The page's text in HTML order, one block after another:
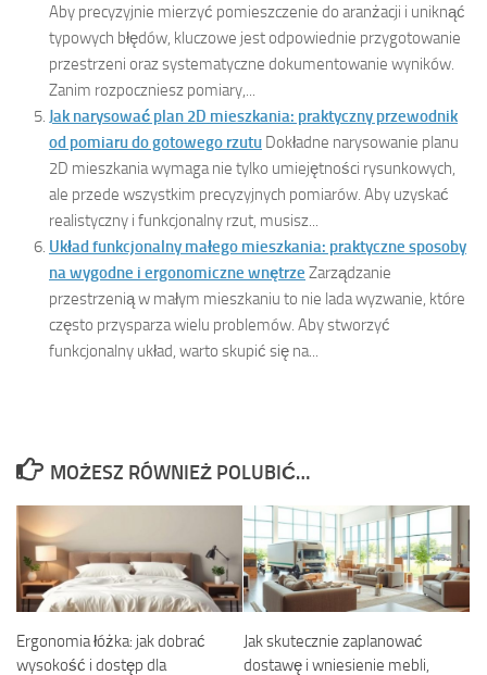
Aby precyzyjnie mierzyć pomieszczenie do aranżacji i uniknąć
typowych błędów, kluczowe jest odpowiednie przygotowanie
przestrzeni oraz systematyczne dokumentowanie wyników.
Zanim rozpoczniesz pomiary,...
Jak narysować plan 2D mieszkania: praktyczny przewodnik
od pomiaru do gotowego rzutu Dokładne narysowanie planu
2D mieszkania wymaga nie tylko umiejętności rysunkowych,
ale przede wszystkim precyzyjnych pomiarów. Aby uzyskać
realistyczny i funkcjonalny rzut, musisz...
Układ funkcjonalny małego mieszkania: praktyczne sposoby
na wygodne i ergonomiczne wnętrze Zarządzanie
przestrzenią w małym mieszkaniu to nie lada wyzwanie, które
często przysparza wielu problemów. Aby stworzyć
funkcjonalny układ, warto skupić się na...
MOŻESZ RÓWNIEŻ POLUBIĆ…
Ergonomia łóżka: jak dobrać
wysokość i dostęp dla
Jak skutecznie zaplanować
dostawę i wniesienie mebli,